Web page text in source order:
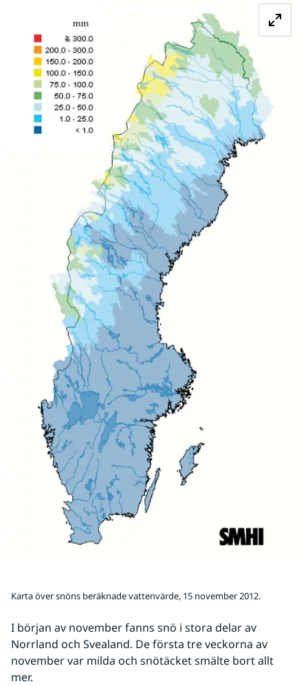
Karta över snöns beräknade vattenvärde, 15 november 2012.
I början av november fanns snö i stora delar av
Norrland och Svealand. De första tre veckorna av
november var milda och snötäcket smälte bort allt
mer.